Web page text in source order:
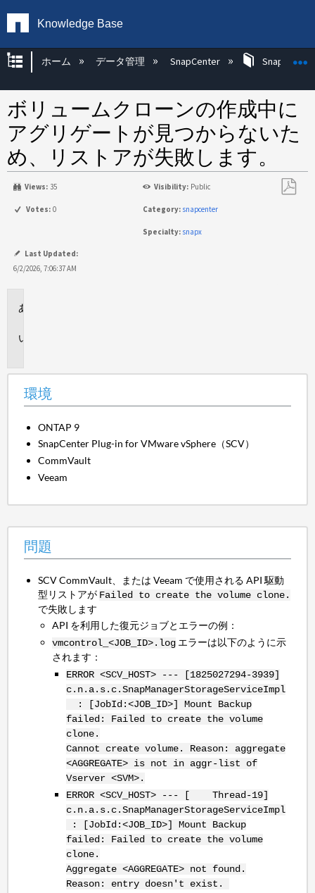
Knowledge Base
グローバル階層を展開/折りたたむ
ホーム データ管理 SnapCenter SnapCenter
ボリュームクローンの作成中に
アグリゲートが見つからないた
め、リストアが失敗します。
Views: 35 Visibility: Public
Votes: 0 Category: snapcenter
Specialty: snapx
Last Updated:
6/2/2026, 7:06:37 AM
環境
ONTAP 9
SnapCenter Plug-in for VMware vSphere（SCV）
CommVault
Veeam
問題
SCV CommVault、または Veeam で使用される API 駆動
型リストアが Failed to create the volume clone.
で失敗します
API を利用した復元ジョブとエラーの例：
vmcontrol_<JOB_ID>.log エラーは以下のように示
されます：
ERROR <SCV_HOST> --- [1825027294-3939]
c.n.a.s.c.SnapManagerStorageServiceImpl
: [JobId:<JOB_ID>] Mount Backup
failed: Failed to create the volume
clone.
Cannot create volume. Reason: aggregate
<AGGREGATE> is not in aggr-list of
Vserver <SVM>.
ERROR <SCV_HOST> --- [ Thread-19]
c.n.a.s.c.SnapManagerStorageServiceImpl
: [JobId:<JOB_ID>] Mount Backup
failed: Failed to create the volume
clone.
Aggregate <AGGREGATE> not found.
Reason: entry doesn't exist.